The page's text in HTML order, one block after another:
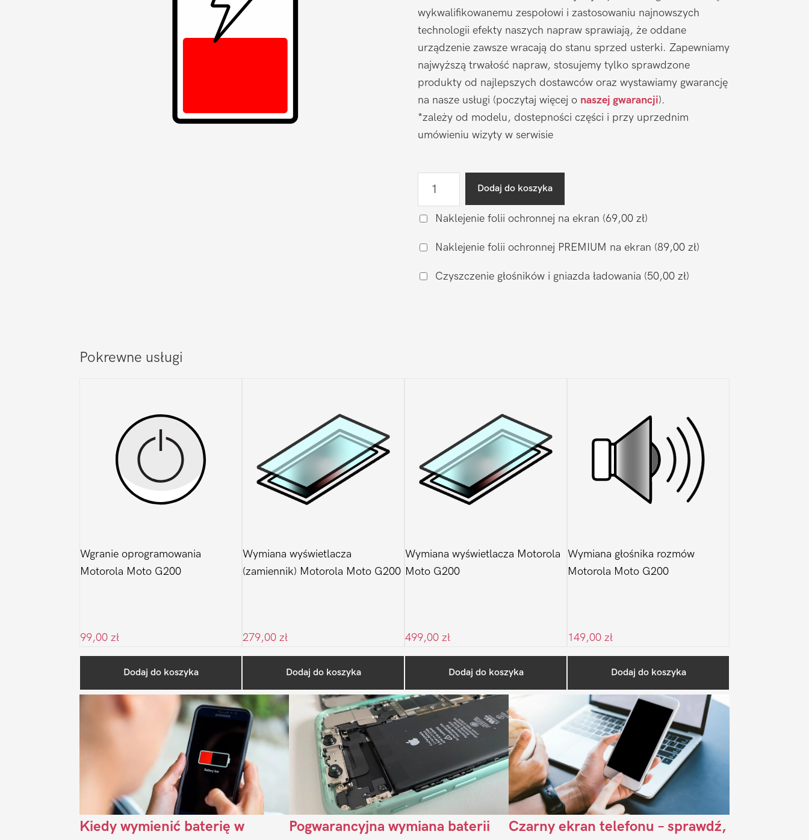
wykwalifikowanemu zespołowi i zastosowaniu najnowszych
technologii efekty naszych napraw sprawiają, że oddane
urządzenie zawsze wracają do stanu sprzed usterki. Zapewniamy
najwyższą trwałość napraw, stosujemy tylko sprawdzone
produkty od najlepszych dostawców oraz wystawiamy gwarancję
na nasze usługi (poczytaj więcej o naszej gwarancji).
*zależy od modelu, dostepności części i przy uprzednim
umówieniu wizyty w serwisie
baterii
zamiennik
Dodaj do koszyka
Naklejenie folii ochronnej na ekran (69,00 zł)
Naklejenie folii ochronnej PREMIUM na ekran (89,00 zł)
Czyszczenie głośników i gniazda ładowania (50,00 zł)
Pokrewne usługi
Wgranie oprogramowania
Motorola Moto G200
99,00 zł
Dodaj do koszyka
Wymiana wyświetlacza
(zamiennik) Motorola Moto G200
279,00 zł
Dodaj do koszyka
Wymiana wyświetlacza Motorola
Moto G200
499,00 zł
Dodaj do koszyka
Wymiana głośnika rozmów
Motorola Moto G200
149,00 zł
Dodaj do koszyka
Sidebar
Ostatnio na blogu
Kiedy wymienić baterię w
Pogwarancyjna wymiana baterii
Czarny ekran telefonu – sprawdź,